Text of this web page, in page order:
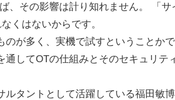
、その影響は計り知れません。 「
くはないからです。
のが多く、実機で試すということか
してOTの仕組みとそのセキュリテ
タントとして活躍している福田敏